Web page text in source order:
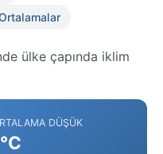
ülke çapında iklim
DÜŞÜK